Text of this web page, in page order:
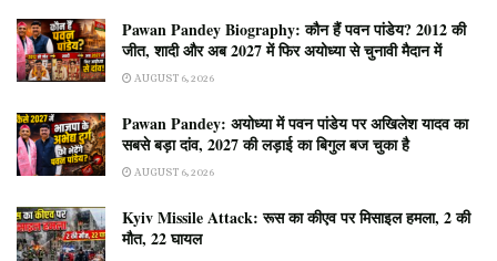
Pawan Pandey Biography: कौन हैं पवन पांडेय? 2012 की
जीत, शादी और अब 2027 में फिर अयोध्या से चुनावी मैदान में
AUGUST 6, 2026
Pawan Pandey: अयोध्या में पवन पांडेय पर अखिलेश यादव का
सबसे बड़ा दांव, 2027 की लड़ाई का बिगुल बज चुका है
AUGUST 6, 2026
Kyiv Missile Attack: रूस का कीएव पर मिसाइल हमला, 2 की
मौत, 22 घायल